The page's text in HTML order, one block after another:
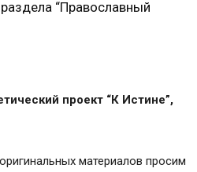
святых
августа / 10 сентября
Богоприимцу и
Богоприимцу и
“Православный
проект “К Истине”,
материалов просим